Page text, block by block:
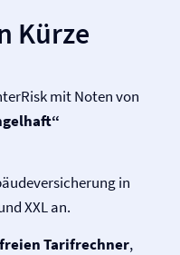
Kürze
mit Noten von
in
XXL an.
Tarifrechner,